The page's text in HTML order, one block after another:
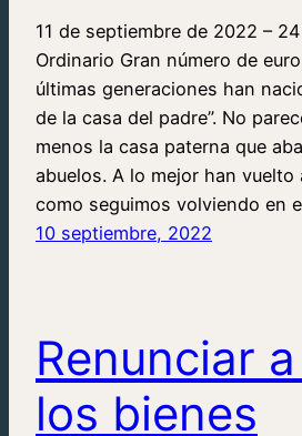
11 de septiembre de 2022 –
Ordinario Gran número de
últimas generaciones han
de la casa del padre”. No
menos la casa paterna que
abuelos. A lo mejor han vuelto
como seguimos volviendo en
10 septiembre, 2022
Renunciar
los bienes